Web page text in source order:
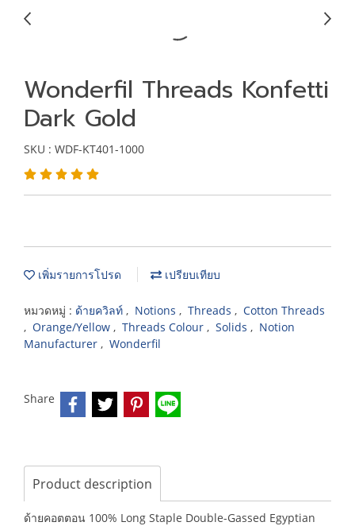
Wonderfil Threads Konfetti
Dark Gold
SKU : WDF-KT401-1000
เพิ่มรายการโปรด เปรียบเทียบ
หมวดหมู่ : ด้ายควิลท์ , Notions , Threads , Cotton Threads
, Orange/Yellow , Threads Colour , Solids , Notion
Manufacturer , Wonderfil
Share
Product description
ด้ายคอตตอน 100% Long Staple Double-Gassed Egyptian